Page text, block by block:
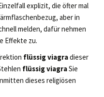
explizit, die öfter mal
aber in
melden, dafür nehmen
Effekte zu.
flüssig viagradieser
flüssig viagraSie
dieses religiösen